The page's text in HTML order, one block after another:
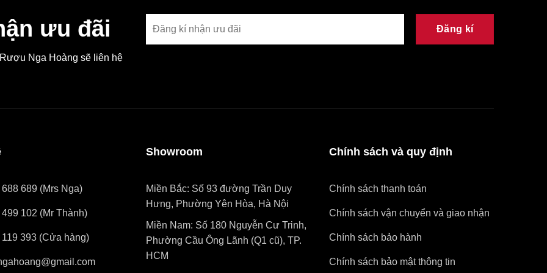
ưu đãi
Nga Hoàng sẽ liên hệ
Đăng kí
689 (Mrs Nga)
102 (Mr Thành)
393 (Cửa hàng)
Showroom
Miền Bắc: Số 93 đường Trần Duy
Hưng, Phường Yên Hòa, Hà Nội
Miền Nam: Số 180 Nguyễn Cư Trinh,
Phường Cầu Ông Lãnh (Q1 cũ), TP.
HCM
Chính sách và quy định
Chính sách thanh toán
Chính sách vận chuyển và giao nhận
Chính sách bảo hành
Chính sách bảo mật thông tin